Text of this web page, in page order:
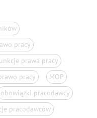
pracy
prawa pracy
pracy
MOP
obowiązki pracodawcy
pracodawców